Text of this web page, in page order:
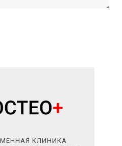
КЛИНИКА